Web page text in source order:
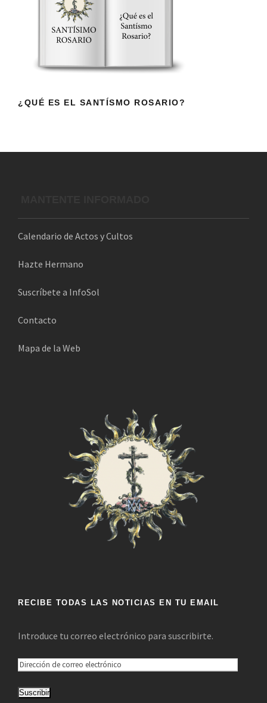
¿QUÉ ES EL SANTÍSMO ROSARIO?
¿QUÉ ES EL SANTÍSMO ROSARIO?
Calendario de Actos y Cultos
Hazte Hermano
Suscríbete a InfoSol
Contacto
Mapa de la Web
RECIBE TODAS LAS NOTICIAS EN TU EMAIL
Introduce tu correo electrónico para suscribirte.
D
rSuscribir